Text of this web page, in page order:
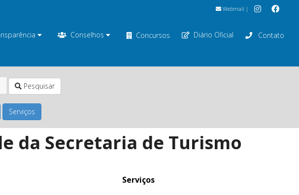
Webmail |
Conselhos Concursos Diário Oficial Contato
Pesquisar
Serviços
da Secretaria de Turismo
Serviços